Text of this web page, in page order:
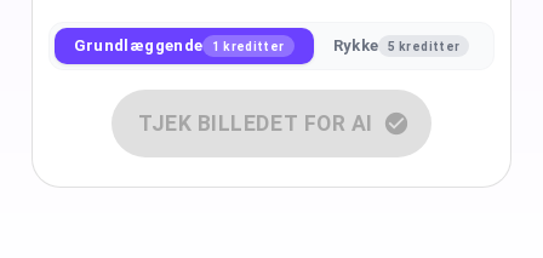
Grundlæggende 1 kreditter Rykke 5 kreditter
TJEK BILLEDET FOR AI